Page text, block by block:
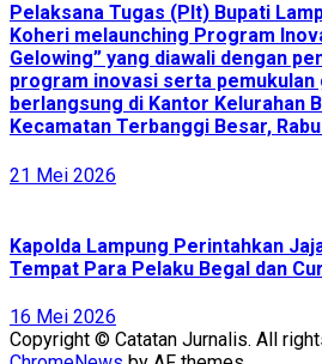
Pelaksana Tugas (Plt) Bupati
Koheri melaunching Program
Gelowing” yang diawali dengan
program inovasi serta pemukulan
berlangsung di Kantor Kelurahan
Kecamatan Terbanggi Besar,
21 Mei 2026
Kapolda Lampung Perintahkan
Tempat Para Pelaku Begal dan
16 Mei 2026
Copyright © Catatan Jurnalis. All